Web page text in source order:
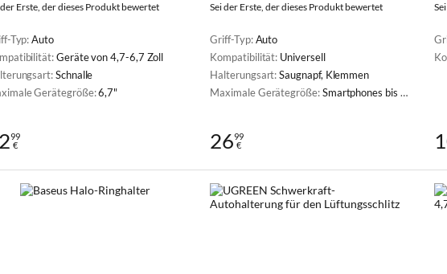
der Erste, der dieses Produkt bewertet
Typ:Auto
Geräte von 4,7-6,7 Zoll
Schnalle
Gerätegröße:6,7"
99
€
Sei der Erste, der dieses Produkt bewertet
Griff-Typ:Auto
Kompatibilität: Universell
Halterungsart:Saugnapf, Klemmen
Maximale Gerätegröße:Smartphones bis 90 mm Breite
2699
€